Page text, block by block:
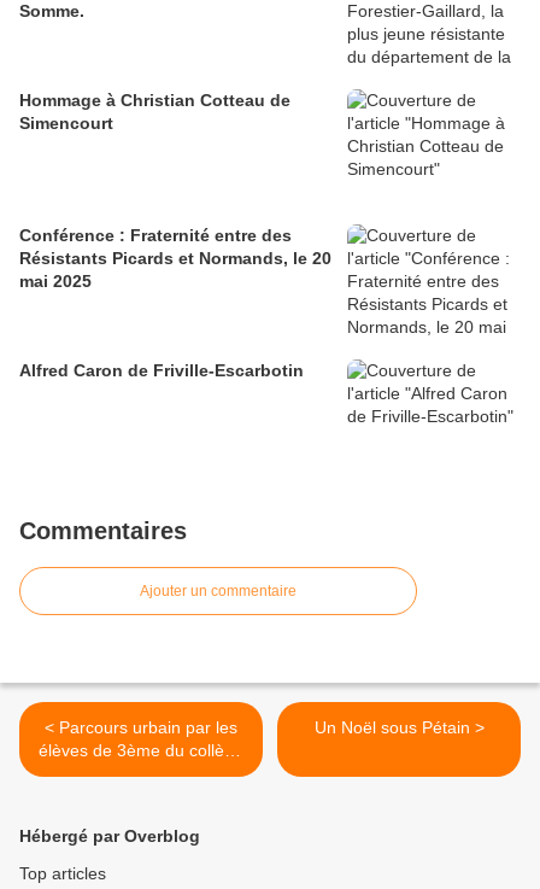
Somme.
Hommage à Christian Cotteau de
Simencourt
Conférence : Fraternité entre des
Résistants Picards et Normands, le 20
mai 2025
Alfred Caron de Friville-Escarbotin
Commentaires
Ajouter un commentaire
< Parcours urbain par les
élèves de 3ème du collège
ROSA PARKS sur la
Un Noël sous Pétain >
Hébergé par Overblog
Top articles